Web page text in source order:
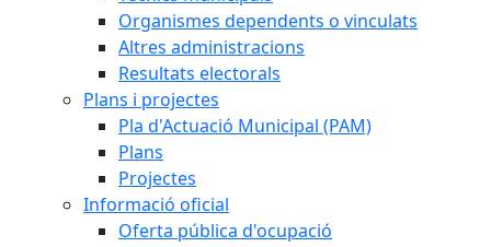
Organismes dependents o vinculats
Altres administracions
Resultats electorals
Plans i projectes
Pla d'Actuació Municipal (PAM)
Plans
Projectes
Informació oficial
Oferta pública d'ocupació